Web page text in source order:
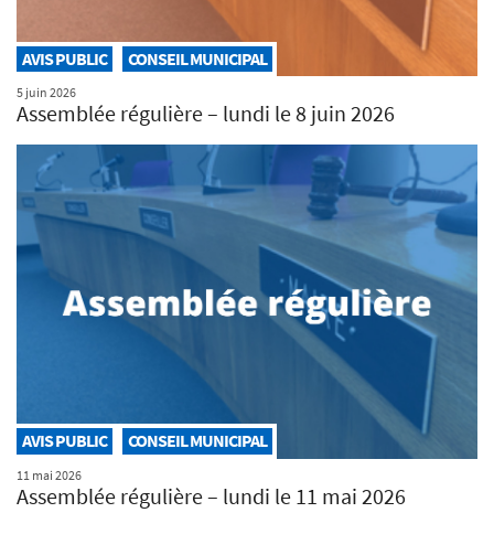
AVIS PUBLIC CONSEIL MUNICIPAL
5 juin 2026
Assemblée régulière – lundi le 8 juin 2026
AVIS PUBLIC CONSEIL MUNICIPAL
11 mai 2026
Assemblée régulière – lundi le 11 mai 2026